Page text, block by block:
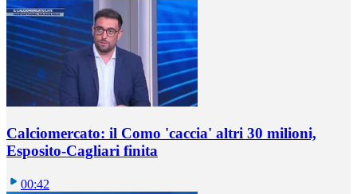
Calciomercato: il Como 'caccia' altri 30 milioni,
Esposito-Cagliari finita
00:42